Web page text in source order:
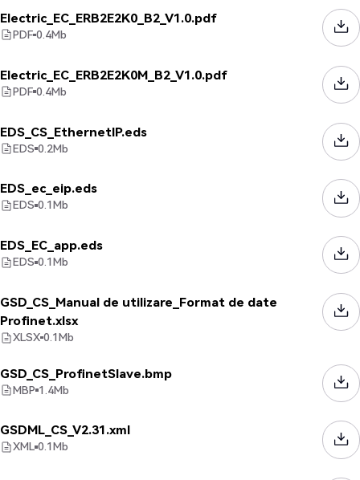
Electric_EC_ERB2E2K0_B2_V1.0.pdf
PDF 0.4Mb
Electric_EC_ERB2E2K0M_B2_V1.0.pdf
PDF 0.4Mb
EDS_CS_EthernetIP.eds
EDS 0.2Mb
EDS_ec_eip.eds
EDS 0.1Mb
EDS_EC_app.eds
EDS 0.1Mb
GSD_CS_Manual de utilizare_Format de date
Profinet.xlsx
XLSX 0.1Mb
GSD_CS_ProfinetSlave.bmp
MBP 1.4Mb
GSDML_CS_V2.31.xml
XML 0.1Mb